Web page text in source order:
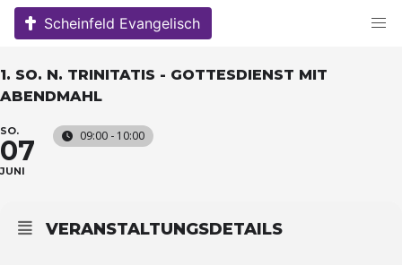
Skip
Scheinfeld Evangelisch
1. SO. N. TRINITATIS - GOTTESDIENST MIT
ABENDMAHL
SO.
07
JUNI
09:00 - 10:00
VERANSTALTUNGSDETAILS